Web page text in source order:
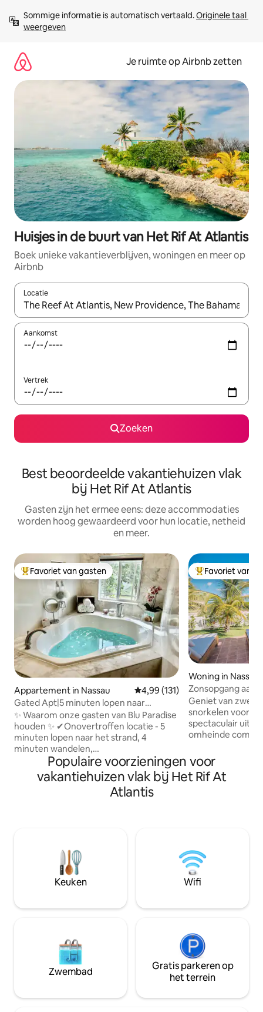
direct
naar
Sommige informatie is automatisch vertaald. Originele taal
weergeven
Je ruimte op Airbnb zetten
Huisjes in de buurt van Het Rif At Atlantis
Boek unieke vakantieverblijven, woningen en meer op
Airbnb
Locatie
Wanneer er suggesties beschikbaar zijn, maak je een keuze
Aankomst
Vertrek
Zoeken
Best beoordeelde vakantiehuizen vlak
bij Het Rif At Atlantis
Gasten zijn het ermee eens: deze accommodaties
worden hoog gewaardeerd voor hun locatie, netheid
en meer.
Topfavoriet van gasten
Favoriet van gasten
Appartement in Nassau Gemiddelde beoordeling van
4,99 (131)
Gated Apt|5 minuten lopen naar
strand|BahaMar|Cable Beach
✨ Waarom onze gasten van Blu Paradise
houden ✨ ✔Onovertroffen locatie - 5
minuten lopen naar het strand, 4
minuten wandelen,
boodschappen/sterke drank en
meerdere entertainmentopties!
✔Luxury & Comfort–resort wonen in je
appartement van 1200 m ². Na een
Casino op enkele minuten afstand.
✔Peace of Mind–Gated privé-ingang,
beveiligingskluis, alarm en sleutelloze
code voor de ingang van de voordeur
busdepot
Topfavoriet van
Favoriet van
Woning in Nassau
Zonsopgang aan
de deur!
Geniet van
snorkelen voor
spectaculair
omheinde
zonsopgang en
patio aan de
- geweldige
derden of
Airbnb om
Populaire voorzieningen voor
vakantiehuizen vlak bij Het Rif At
Atlantis
Keuken Wifi
Zwembad
Gratis parkeren op
het terrein